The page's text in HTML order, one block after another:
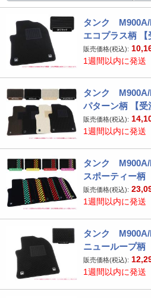
タンク
エコプラス柄 【
販売価格(税込):
1週間以内に発送
タンク
パターン柄 【受
販売価格(税込):
1週間以内に発送
タンク
スポーティー柄
販売価格(税込):
1週間以内に発送
タンク
ニューループ柄
販売価格(税込):
1週間以内に発送